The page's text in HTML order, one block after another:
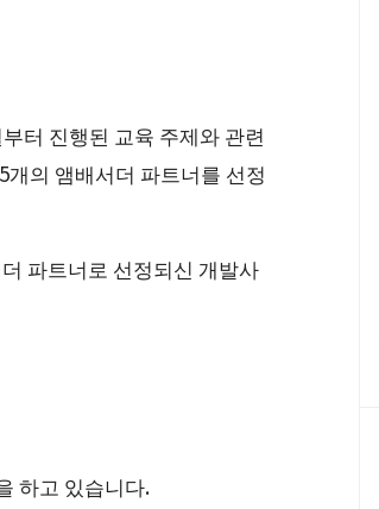
터 진행된 교육 주제와 관련
의 앰배서더 파트너를 선정
파트너로 선정되신 개발사
하고 있습니다.